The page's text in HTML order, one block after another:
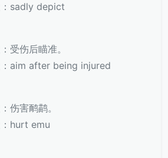
sadly depict
受伤后瞄准。
aim after being injured
伤害鸸鹋。
hurt emu